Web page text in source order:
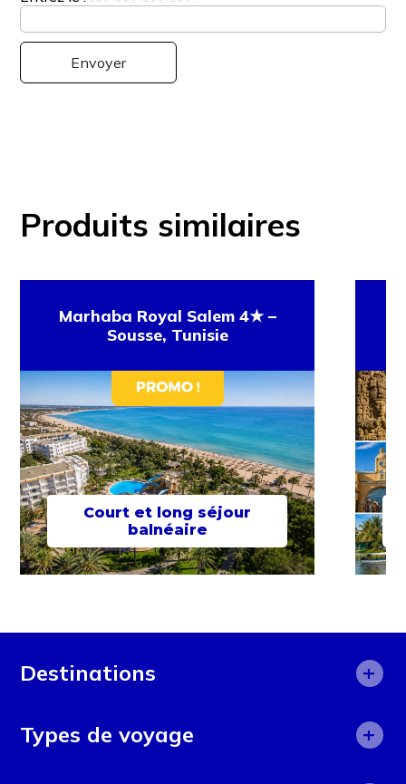
Produits similaires
Marhaba Royal Salem 4★ –
Sousse, Tunisie
Court et long séjour
balnéaire
+
Destinations
+
Types de voyage